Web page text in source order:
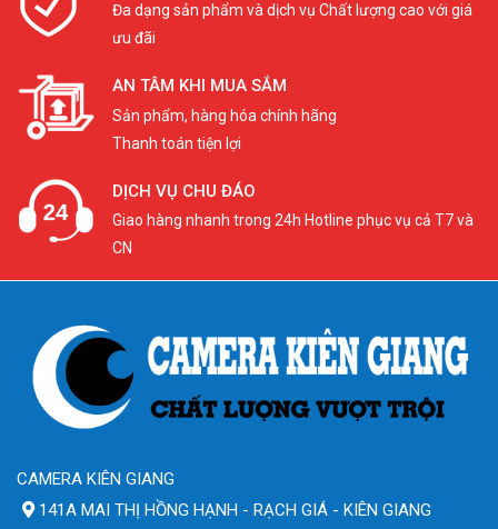
Đa dạng sản phẩm và dịch vụ Chất lượng cao với giá
ưu đãi
AN TÂM KHI MUA SẮM
Sản phẩm, hàng hóa chính hãng
Thanh toán tiện lợi
DỊCH VỤ CHU ĐÁO
Giao hàng nhanh trong 24h Hotline phục vụ cả T7 và
CN
CAMERA KIÊN GIANG
141A MAI THỊ HỒNG HẠNH - RẠCH GIÁ - KIÊN GIANG